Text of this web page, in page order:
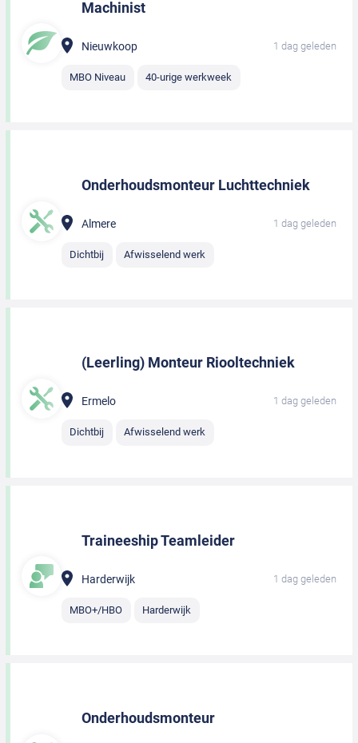
Machinist
Nieuwkoop 1 dag geleden
MBO Niveau 40-urige werkweek
Onderhoudsmonteur Luchttechniek
Almere 1 dag geleden
Dichtbij Afwisselend werk
(Leerling) Monteur Riooltechniek
Ermelo 1 dag geleden
Dichtbij Afwisselend werk
Traineeship Teamleider
Harderwijk 1 dag geleden
MBO+/HBO Harderwijk
Onderhoudsmonteur